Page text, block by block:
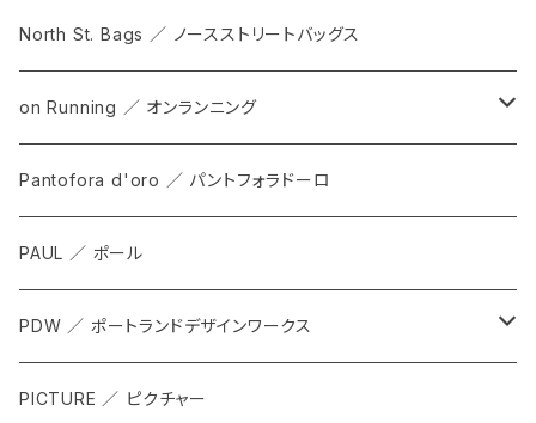
North St. Bags ／ ノースストリートバッグス
on Running ／ オンランニング
ALL
SHOES
APPAREL
ACCESSORIES
Pantofora d'oro ／ パントフォラドーロ
PAUL ／ ポール
PDW ／ ポートランドデザインワークス
ALL
PICTURE ／ ピクチャー